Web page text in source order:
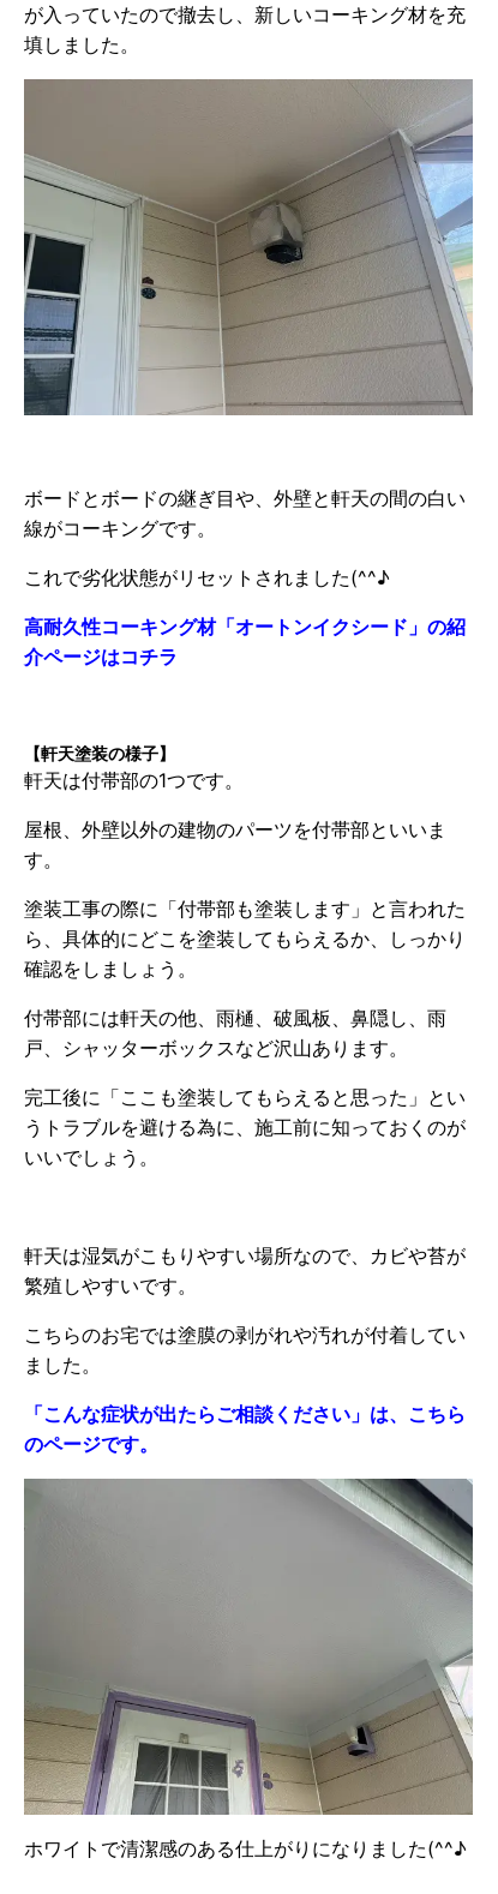
が入っていたので撤去し、新しいコーキング材を充
填しました。
ボードとボードの継ぎ目や、外壁と軒天の間の白い
線がコーキングです。
これで劣化状態がリセットされました(^^♪
高耐久性コーキング材「オートンイクシード」の紹
介ページはコチラ
【軒天塗装の様子】
軒天は付帯部の1つです。
屋根、外壁以外の建物のパーツを付帯部といいま
す。
塗装工事の際に「付帯部も塗装します」と言われた
ら、具体的にどこを塗装してもらえるか、しっかり
確認をしましょう。
付帯部には軒天の他、雨樋、破風板、鼻隠し、雨
戸、シャッターボックスなど沢山あります。
完工後に「ここも塗装してもらえると思った」とい
うトラブルを避ける為に、施工前に知っておくのが
いいでしょう。
軒天は湿気がこもりやすい場所なので、カビや苔が
繁殖しやすいです。
こちらのお宅では塗膜の剥がれや汚れが付着してい
ました。
「こんな症状が出たらご相談ください」は、こちら
のページです。
ホワイトで清潔感のある仕上がりになりました(^^♪